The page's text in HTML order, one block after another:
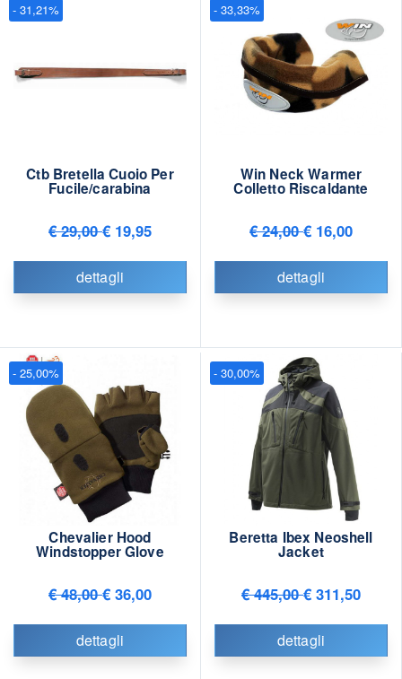
Ctb Bretella Cuoio Per
Fucile/carabina
€ 29,00€ 19,95
dettagli
- 31,21%
Win Neck Warmer
Colletto Riscaldante
€ 24,00€ 16,00
dettagli
- 33,33%
Chevalier Hood
Windstopper Glove
€ 48,00€ 36,00
dettagli
- 25,00%
Beretta Ibex Neoshell
Jacket
€ 445,00€ 311,50
dettagli
- 30,00%